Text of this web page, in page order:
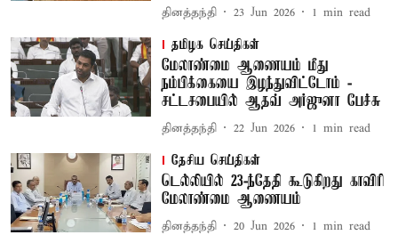
தினத்தந்தி 23 Jun 2026 1 min read
தமிழக செய்திகள்
மேலாண்மை ஆணையம் மீது
நம்பிக்கையை இழந்துவிட்டோம் -
சட்டசபையில் ஆதவ் அர்ஜுனா பேச்சு
தினத்தந்தி 22 Jun 2026 1 min read
தேசிய செய்திகள்
டெல்லியில் 23-ந்தேதி கூடுகிறது காவிரி
மேலாண்மை ஆணையம்
தினத்தந்தி 20 Jun 2026 1 min read